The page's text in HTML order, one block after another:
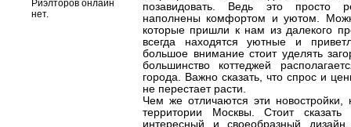
Риэлторов онлайн
нет.
позавидовать. Ведь это просто
наполнены комфортом и уютом.
которые пришли к нам из далекого
всегда находятся уютные и
большое внимание стоит уделять
большинство коттеджей
города. Важно сказать, что спрос и
не перестает расти.
Чем же отличаются эти новостройки,
территории Москвы. Стоит
интересный и своеобразный